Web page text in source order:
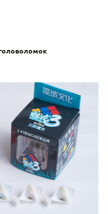
головоломок